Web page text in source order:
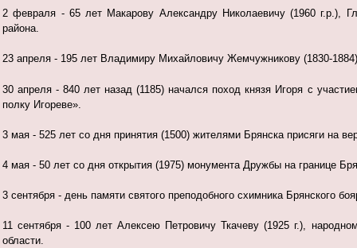
2 февраля - 65 лет Макарову Александру Николаевичу (1960 г.р.),
района.
23 апреля - 195 лет Владимиру Михайловичу Жемчужникову (1830-
30 апреля - 840 лет назад (1185) начался поход князя Игоря с
полку Игореве».
3 мая - 525 лет со дня принятия (1500) жителями Брянска присяги на
4 мая - 50 лет со дня открытия (1975) монумента Дружбы на границе
3 сентября - день памяти святого преподобного схимника Брянского
11 сентября - 100 лет Алексею Петровичу Ткачеву (1925 г.),
области.